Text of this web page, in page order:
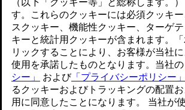
伸びやかなスタイリング
伸びやかなスタイリング